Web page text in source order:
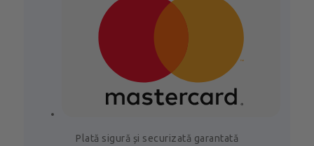
Plată sigură și securizată garantată